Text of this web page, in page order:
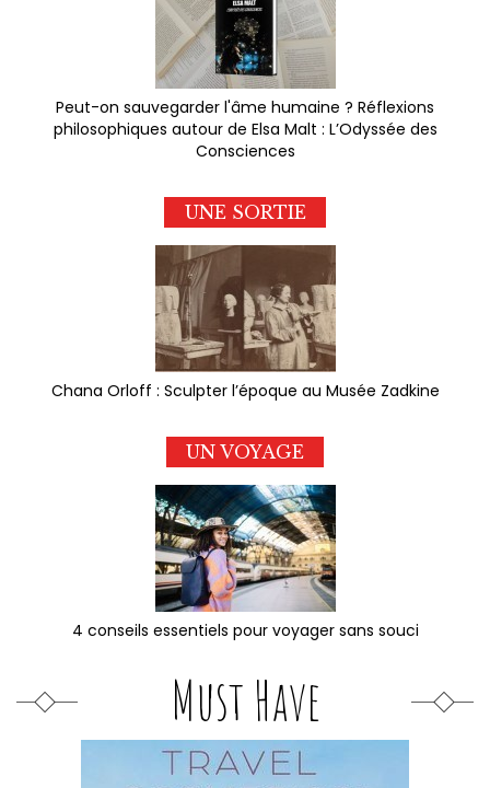
Peut-on sauvegarder l'âme humaine ? Réflexions
philosophiques autour de Elsa Malt : L’Odyssée des
Consciences
UNE SORTIE
Chana Orloff : Sculpter l’époque au Musée Zadkine
UN VOYAGE
4 conseils essentiels pour voyager sans souci
Must Have